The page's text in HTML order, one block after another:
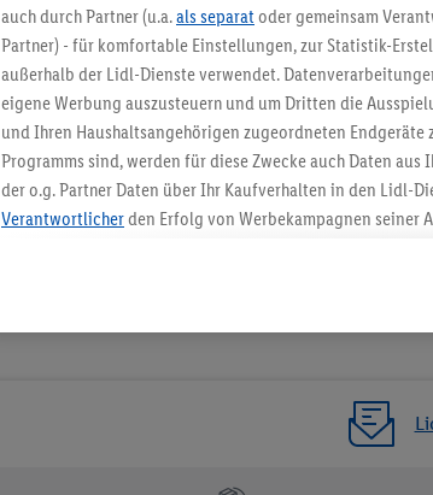
auch durch Partner (u.a.als separat oder gemeinsam
Partner) - für komfortable Einstellungen, zur Statistik-
außerhalb der Lidl-Dienste verwendet.
eigene Werbung auszusteuern und um Dritten die
und Ihren Haushaltsangehörigen zugeordneten Endgeräte
Programms sind, werden für diese Zwecke auch Daten
der o.g. Partner Daten über Ihr Kaufverhalten in den Lidl-
Verantwortlicherden Erfolg von Werbekampagnen seiner
angereicherten Profilen. Dies umfasst die
Kaufverhalten in den Lidl-Diensten, Informationen aus
genauen Standortdaten) auch über verschiedene
Erfolgsmessung der Werbung, zur Zielgruppenforschung,
Sicherung und Optimierung dieser Werbeausspielungen.